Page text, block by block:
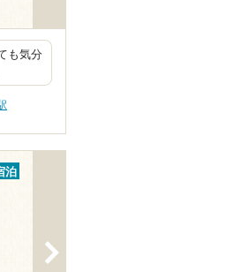
も気分
泊